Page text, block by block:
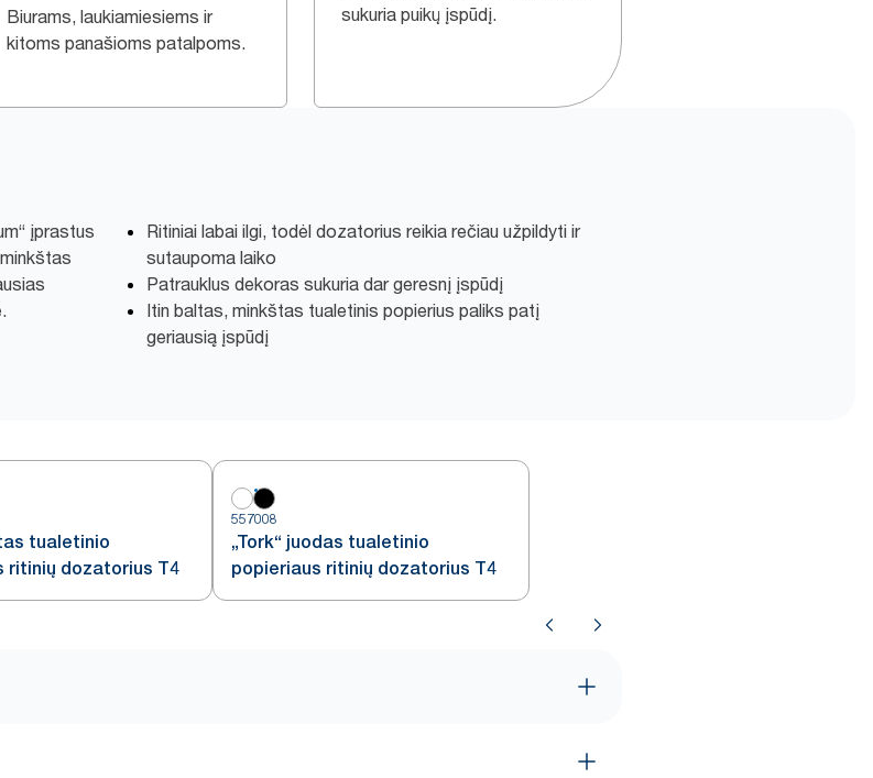
Biurams, laukiamiesiems ir
kitoms panašioms patalpoms.
sukuria puikų įspūdį.
įprastus
Ritiniai labai ilgi, todėl dozatorius reikia rečiau užpildyti ir
sutaupoma laiko
Patrauklus dekoras sukuria dar geresnį įspūdį
Itin baltas, minkštas tualetinis popierius paliks patį
geriausią įspūdį
tualetinio
ritinių dozatorius T4
557008
„Tork“ juodas tualetinio
popieriaus ritinių dozatorius T4